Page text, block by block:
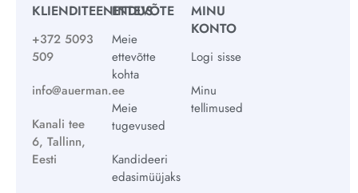
KLIENDITEENINDUS
+372 5093
509
info@auerman.ee
Kanali tee
6, Tallinn,
Eesti
ETTEVÕTE
Meie
ettevõtte
kohta
Meie
tugevused
Kandideeri
edasimüüjaks
MINU
KONTO
Logi sisse
Minu
tellimused